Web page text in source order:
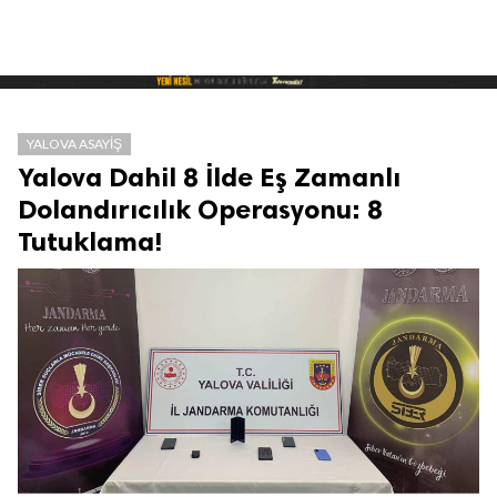
YALOVA ASAYIŞ
Yalova Dahil 8 İlde Eş Zamanlı
Dolandırıcılık Operasyonu: 8
Tutuklama!